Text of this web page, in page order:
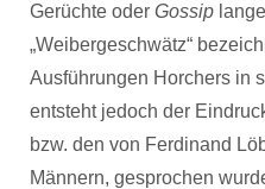
Gerüchte oder Gossip
„Weibergeschwätz“
Ausführungen Horchers in
entsteht jedoch der
bzw. den von Ferdinand
Männern, gesprochen